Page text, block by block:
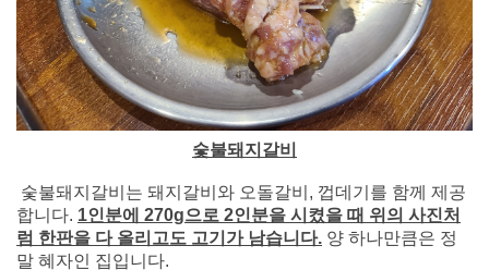
숯불돼지갈비
숯불돼지갈비는 돼지갈비와 오돌갈비, 껍데기를 함께 제공
합니다. 1인분에 270g으로 2인분을 시켰을 때 위의 사진처
럼 한판을 다 올리고도 고기가 남습니다. 양 하나만큼은 정
말 혜자인 집입니다.